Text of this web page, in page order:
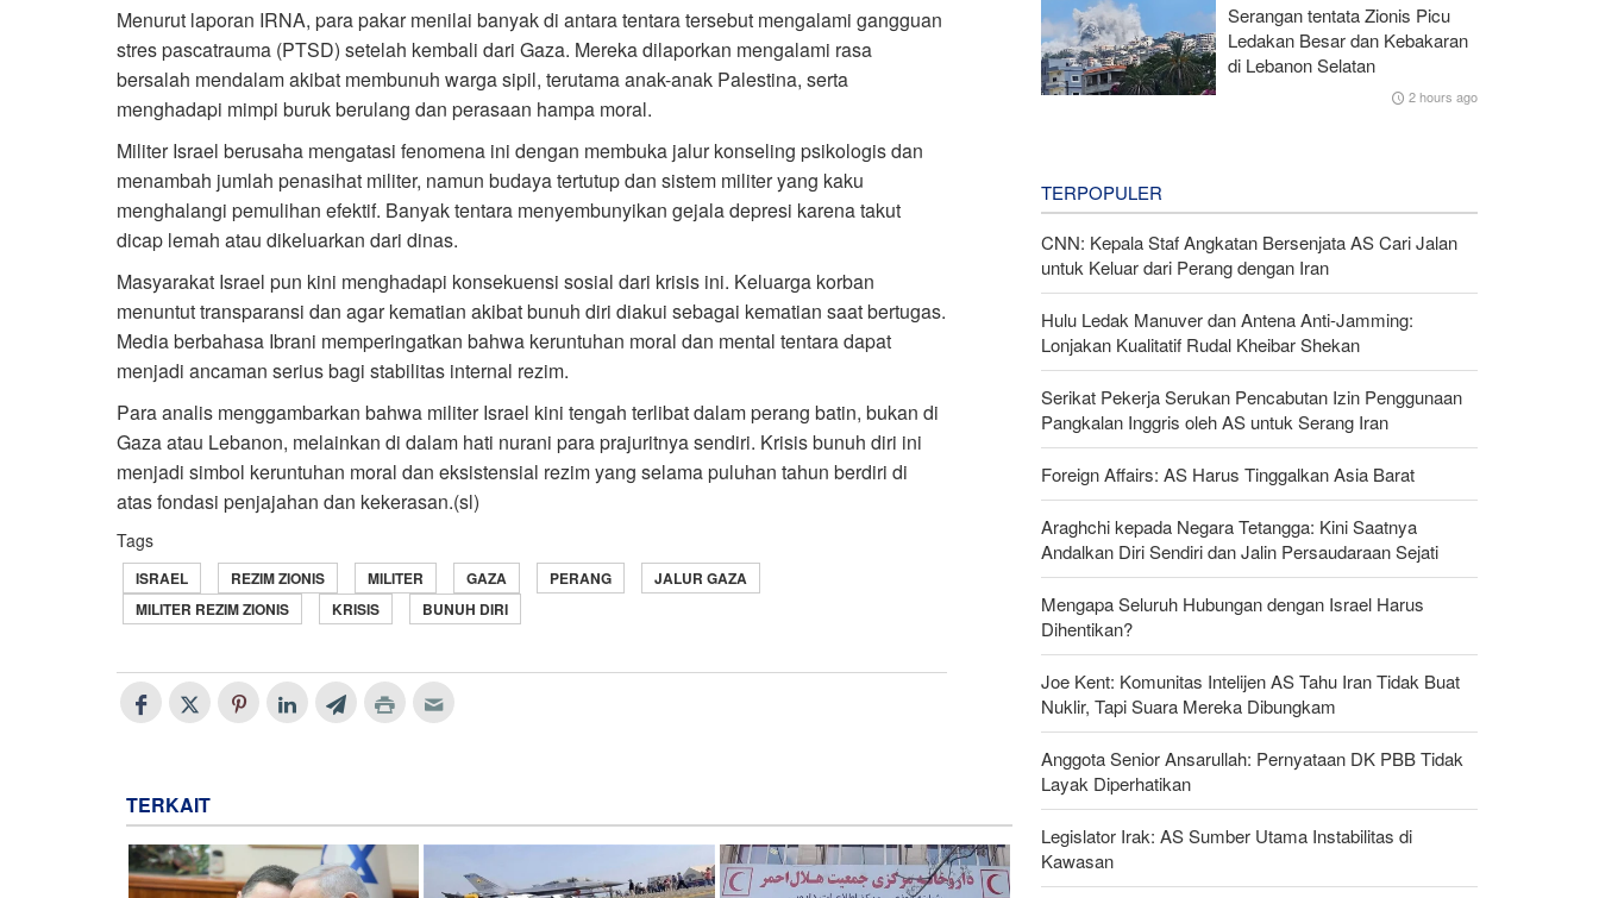
Menurut laporan IRNA, para pakar menilai banyak di antara tentara tersebut mengalami gangguan
stres pascatrauma (PTSD) setelah kembali dari Gaza. Mereka dilaporkan mengalami rasa
bersalah mendalam akibat membunuh warga sipil, terutama anak-anak Palestina, serta
menghadapi mimpi buruk berulang dan perasaan hampa moral.
Militer Israel berusaha mengatasi fenomena ini dengan membuka jalur konseling psikologis dan
menambah jumlah penasihat militer, namun budaya tertutup dan sistem militer yang kaku
menghalangi pemulihan efektif. Banyak tentara menyembunyikan gejala depresi karena takut
dicap lemah atau dikeluarkan dari dinas.
Masyarakat Israel pun kini menghadapi konsekuensi sosial dari krisis ini. Keluarga korban
menuntut transparansi dan agar kematian akibat bunuh diri diakui sebagai kematian saat bertugas.
Media berbahasa Ibrani memperingatkan bahwa keruntuhan moral dan mental tentara dapat
menjadi ancaman serius bagi stabilitas internal rezim.
Para analis menggambarkan bahwa militer Israel kini tengah terlibat dalam perang batin, bukan di
Gaza atau Lebanon, melainkan di dalam hati nurani para prajuritnya sendiri. Krisis bunuh diri ini
menjadi simbol keruntuhan moral dan eksistensial rezim yang selama puluhan tahun berdiri di
atas fondasi penjajahan dan kekerasan.(sl)
Tags
ISRAEL REZIM ZIONIS MILITER GAZA PERANG
JALUR GAZA
MILITER REZIM ZIONIS
KRISIS BUNUH DIRI
TERKAIT
Serangan tentata Zionis Picu
Ledakan Besar dan Kebakaran
di Lebanon Selatan
2 hours ago
TERPOPULER
CNN: Kepala Staf Angkatan Bersenjata AS Cari Jalan
untuk Keluar dari Perang dengan Iran
Hulu Ledak Manuver dan Antena Anti-Jamming:
Lonjakan Kualitatif Rudal Kheibar Shekan
Serikat Pekerja Serukan Pencabutan Izin Penggunaan
Pangkalan Inggris oleh AS untuk Serang Iran
Foreign Affairs: AS Harus Tinggalkan Asia Barat
Araghchi kepada Negara Tetangga: Kini Saatnya
Andalkan Diri Sendiri dan Jalin Persaudaraan Sejati
Mengapa Seluruh Hubungan dengan Israel Harus
Dihentikan?
Joe Kent: Komunitas Intelijen AS Tahu Iran Tidak Buat
Nuklir, Tapi Suara Mereka Dibungkam
Anggota Senior Ansarullah: Pernyataan DK PBB Tidak
Layak Diperhatikan
Legislator Irak: AS Sumber Utama Instabilitas di
Kawasan